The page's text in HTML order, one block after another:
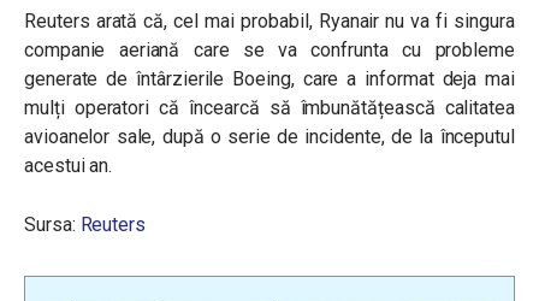
Reuters arată că, cel mai probabil, Ryanair nu va fi singura
companie aeriană care se va confrunta cu probleme
generate de întârzierile Boeing, care a informat deja mai
mulți operatori că încearcă să îmbunătățească calitatea
avioanelor sale, după o serie de incidente, de la începutul
acestui an.
Sursa: Reuters